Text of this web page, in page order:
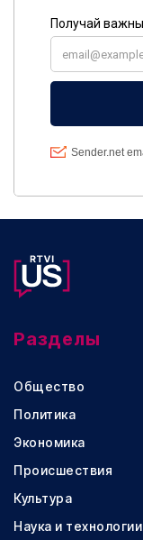
Разделы
Общество
Политика
Экономика
Происшествия
Культура
Наука и технологии